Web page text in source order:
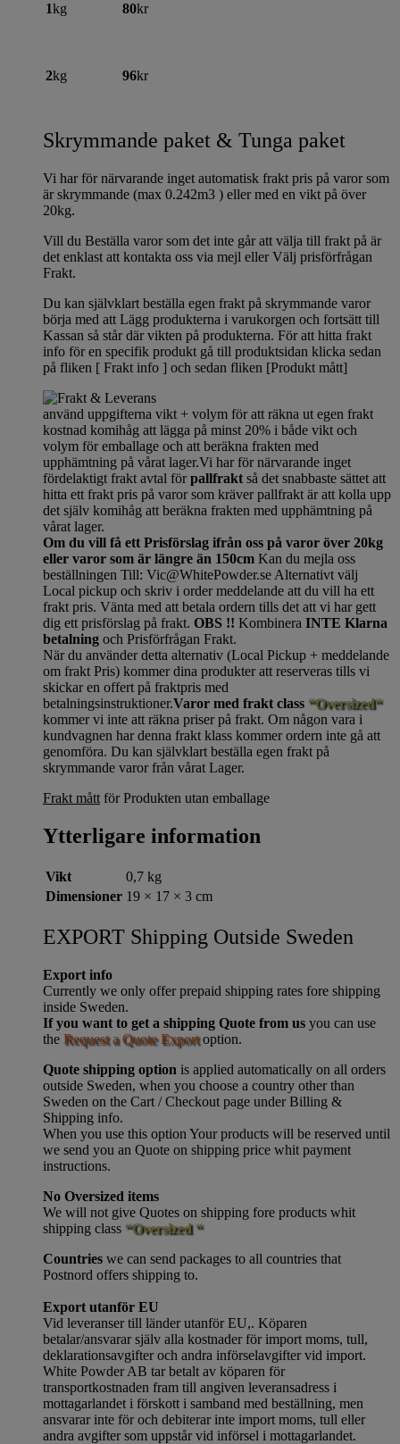
1kg 80kr
2kg 96kr
Skrymmande paket & Tunga paket
Vi har för närvarande inget automatisk frakt pris på varor som
är skrymmande (max 0.242m3 ) eller med en vikt på över
20kg.
Vill du Beställa varor som det inte går att välja till frakt på är
det enklast att kontakta oss via mejl eller Välj prisförfrågan
Frakt.
Du kan självklart beställa egen frakt på skrymmande varor
börja med att Lägg produkterna i varukorgen och fortsätt till
Kassan så står där vikten på produkterna. För att hitta frakt
info för en specifik produkt gå till produktsidan klicka sedan
på fliken [ Frakt info ] och sedan fliken [Produkt mått]
använd uppgifterna vikt + volym för att räkna ut egen frakt
kostnad komihåg att lägga på minst 20% i både vikt och
volym för emballage och att beräkna frakten med
upphämtning på vårat lager.Vi har för närvarande inget
fördelaktigt frakt avtal förpallfrakt så det snabbaste sättet att
hitta ett frakt pris på varor som kräver pallfrakt är att kolla upp
det själv komihåg att beräkna frakten med upphämtning på
vårat lager.
Om du vill få ett Prisförslag ifrån oss på varor över 20kg
eller varor som är längre än 150cm Kan du mejla oss
beställningen Till: Vic@WhitePowder.se Alternativt välj
Local pickup och skriv i order meddelande att du vill ha ett
frakt pris. Vänta med att betala ordern tills det att vi har gett
dig ett prisförslag på frakt. OBS !! Kombinera INTE Klarna
betalning och Prisförfrågan Frakt.
När du använder detta alternativ (Local Pickup + meddelande
om frakt Pris) kommer dina produkter att reserveras tills vi
skickar en offert på fraktpris med
betalningsinstruktioner.Varor med frakt class “Oversized“
kommer vi inte att räkna priser på frakt. Om någon vara i
kundvagnen har denna frakt klass kommer ordern inte gå att
genomföra. Du kan självklart beställa egen frakt på
skrymmande varor från vårat Lager.
Frakt mått för Produkten utan emballage
Ytterligare information
Vikt
0,7 kg
Dimensioner 19 × 17 × 3 cm
EXPORT Shipping Outside Sweden
Export info
Currently we only offer prepaid shipping rates fore shipping
inside Sweden.
If you want to get a shipping Quote from us you can use
the Request a Quote Exportoption.
Quote shipping option is applied automatically on all orders
outside Sweden, when you choose a country other than
Sweden on the Cart / Checkout page under Billing &
Shipping info.
When you use this option Your products will be reserved until
we send you an Quote on shipping price whit payment
instructions.
No Oversized items
We will not give Quotes on shipping fore products whit
shipping class “Oversized “
Countries we can send packages to all countries that
Postnord offers shipping to.
Export utanför EU
Vid leveranser till länder utanför EU,. Köparen
betalar/ansvarar själv alla kostnader för import moms, tull,
deklarationsavgifter och andra införselavgifter vid import.
White Powder AB tar betalt av köparen för
transportkostnaden fram till angiven leveransadress i
mottagarlandet i förskott i samband med beställning, men
ansvarar inte för och debiterar inte import moms, tull eller
andra avgifter som uppstår vid införsel i mottagarlandet.